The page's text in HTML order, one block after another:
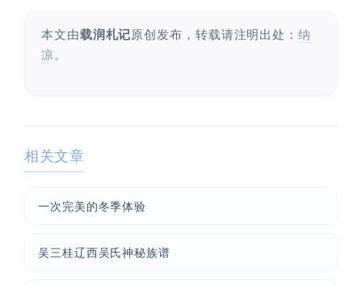
本文由载润札记原创发布，转载请注明出处：纳
凉。
相关文章
一次完美的冬季体验
吴三桂辽西吴氏神秘族谱